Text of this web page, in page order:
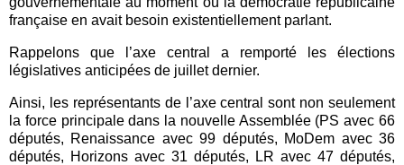
française en avait besoin existentiellement parlant.
Rappelons que l’axe central a remporté les élections
législatives anticipées de juillet dernier.
Ainsi, les représentants de l’axe central sont non seulement
la force principale dans la nouvelle Assemblée (PS avec 66
députés, Renaissance avec 99 députés, MoDem avec 36
députés, Horizons avec 31 députés, LR avec 47 députés,